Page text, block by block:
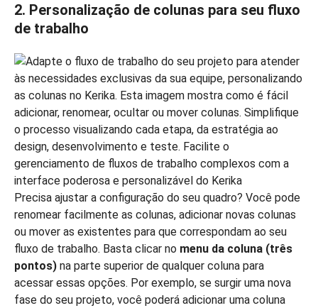
2. Personalização de colunas para seu fluxo
de trabalho
Precisa ajustar a configuração do seu quadro? Você pode
renomear facilmente as colunas, adicionar novas colunas
ou mover as existentes para que correspondam ao seu
fluxo de trabalho. Basta clicar no menu da coluna (três
pontos) na parte superior de qualquer coluna para
acessar essas opções. Por exemplo, se surgir uma nova
fase do seu projeto, você poderá adicionar uma coluna